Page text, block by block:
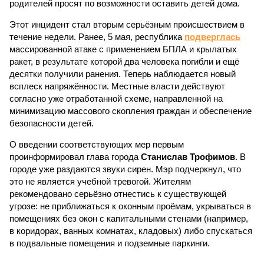
родителей просят по возможности оставить детей дома.
Этот инцидент стал вторым серьёзным происшествием в
течение недели. Ранее, 5 мая, республика подверглась
массированной атаке с применением БПЛА и крылатых
ракет, в результате которой два человека погибли и ещё
десятки получили ранения. Теперь наблюдается новый
всплеск напряжённости. Местные власти действуют
согласно уже отработанной схеме, направленной на
минимизацию массового скопления граждан и обеспечение
безопасности детей.
О введении соответствующих мер первым
проинформировал глава города Станислав Трофимов. В
городе уже раздаются звуки сирен. Мэр подчеркнул, что
это не является учебной тревогой. Жителям
рекомендовано серьёзно отнестись к существующей
угрозе: не приближаться к оконным проёмам, укрываться в
помещениях без окон с капитальными стенами (например,
в коридорах, ванных комнатах, кладовых) либо спускаться
в подвальные помещения и подземные паркинги.